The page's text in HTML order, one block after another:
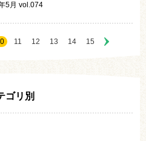
5月 vol.074
11 12 13 14 15
ゴリ別